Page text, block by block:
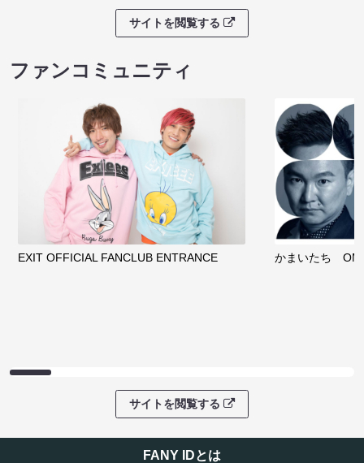
サイトを閲覧する
ファンコミュニティ
EXIT OFFICIAL FANCLUB ENTRANCE かまいたち
サイトを閲覧する
FANY IDとは